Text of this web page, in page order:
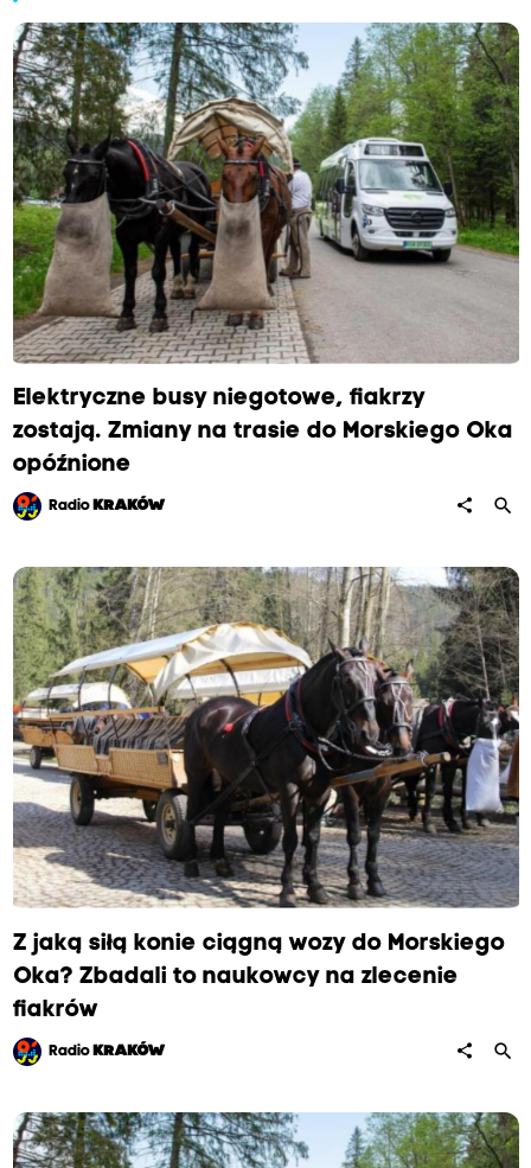
Elektryczne busy niegotowe, fiakrzy
zostają. Zmiany na trasie do Morskiego Oka
opóźnione
Radio KRAKÓW share search
Z jaką siłą konie ciągną wozy do Morskiego
Oka? Zbadali to naukowcy na zlecenie
fiakrów
Radio KRAKÓW share search